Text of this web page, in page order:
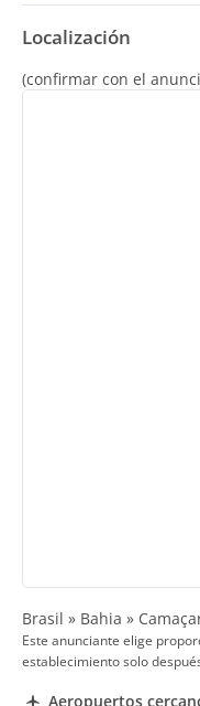
Localización
(confirmar con el
Brasil » Bahia »
Este anunciante elige
establecimiento solo
Aeropuertos